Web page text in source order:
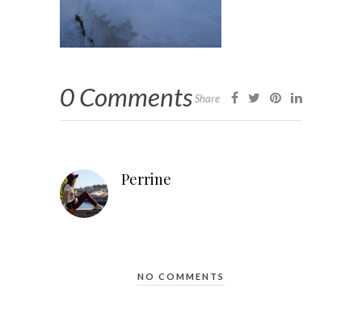
0 CommentsShare
Perrine
NO COMMENTS